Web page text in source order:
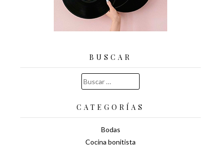
BUSCAR
Buscar:
CATEGORÍAS
Bodas
Cocina bonitista